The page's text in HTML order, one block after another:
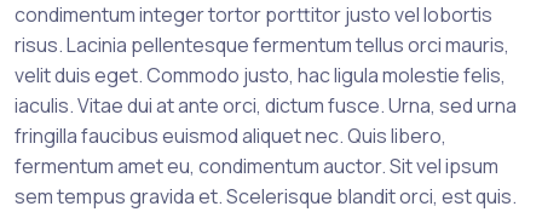
condimentum integer tortor porttitor justo vel lobortis
risus. Lacinia pellentesque fermentum tellus orci mauris,
velit duis eget. Commodo justo, hac ligula molestie felis,
iaculis. Vitae dui at ante orci, dictum fusce. Urna, sed urna
fringilla faucibus euismod aliquet nec. Quis libero,
fermentum amet eu, condimentum auctor. Sit vel ipsum
sem tempus gravida et. Scelerisque blandit orci, est quis.